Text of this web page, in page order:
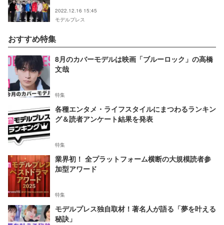
2022.12.16 15:45
モデルプレス
おすすめ特集
8月のカバーモデルは映画「ブルーロック」の高橋
文哉
特集
各種エンタメ・ライフスタイルにまつわるランキン
グ＆読者アンケート結果を発表
特集
業界初！ 全プラットフォーム横断の大規模読者参
加型アワード
特集
モデルプレス独自取材！著名人が語る「夢を叶える
秘訣」